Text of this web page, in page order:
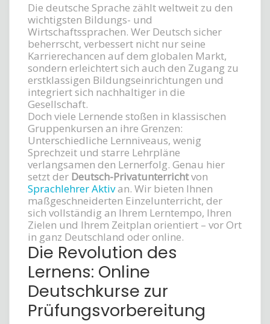
Die deutsche Sprache zählt weltweit zu den
wichtigsten Bildungs- und
Wirtschaftssprachen. Wer Deutsch sicher
beherrscht, verbessert nicht nur seine
Karrierechancen auf dem globalen Markt,
sondern erleichtert sich auch den Zugang zu
erstklassigen Bildungseinrichtungen und
integriert sich nachhaltiger in die
Gesellschaft.
Doch viele Lernende stoßen in klassischen
Gruppenkursen an ihre Grenzen:
Unterschiedliche Lernniveaus, wenig
Sprechzeit und starre Lehrpläne
verlangsamen den Lernerfolg. Genau hier
setzt der Deutsch-Privatunterrichtvon
Sprachlehrer Aktivan. Wir bieten Ihnen
maßgeschneiderten Einzelunterricht, der
sich vollständig an Ihrem Lerntempo, Ihren
Zielen und Ihrem Zeitplan orientiert – vor Ort
in ganz Deutschland oder online.
Die Revolution des
Lernens: Online
Deutschkurse zur
Prüfungsvorbereitung